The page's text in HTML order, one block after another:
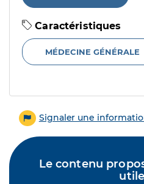
Caractéristiques
MÉDECINE GÉNÉRALE
Signaler une
Le contenu